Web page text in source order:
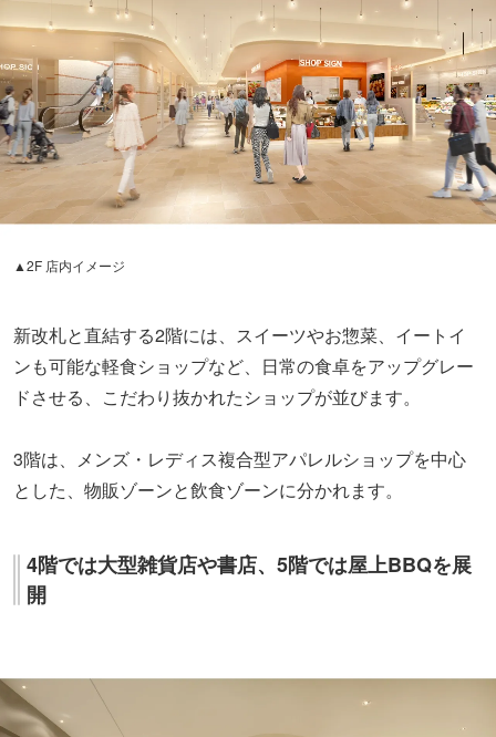
▲2F 店内イメージ
新改札と直結する2階には、スイーツやお惣菜、イートイ
ンも可能な軽食ショップなど、日常の食卓をアップグレー
ドさせる、こだわり抜かれたショップが並びます。
3階は、メンズ・レディス複合型アパレルショップを中心
とした、物販ゾーンと飲食ゾーンに分かれます。
4階では大型雑貨店や書店、5階では屋上BBQを展
開